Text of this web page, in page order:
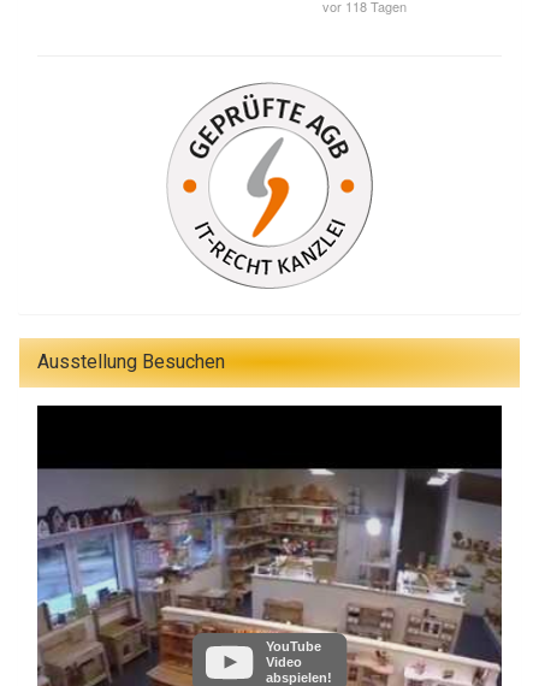
Ausstellung Besuchen
YouTube
Video
abspielen!